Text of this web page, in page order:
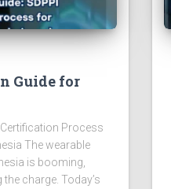
Guide for
Certification Process
The wearable
is booming,
charge. Today’s